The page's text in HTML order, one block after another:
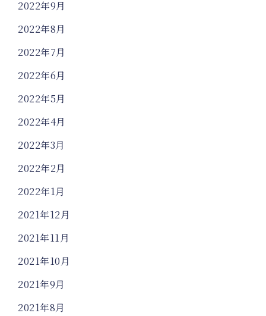
2022年9月
2022年8月
2022年7月
2022年6月
2022年5月
2022年4月
2022年3月
2022年2月
2022年1月
2021年12月
2021年11月
2021年10月
2021年9月
2021年8月